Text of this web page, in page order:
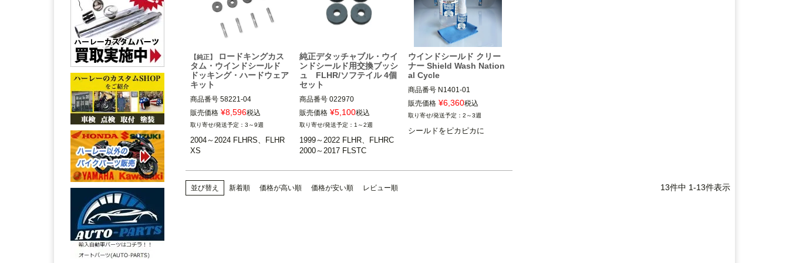
【純正】
ロードキングカス
タム・ウインドシールド
ドッキング・ハードウェア
キット
商品番号 58221-04
2004～2024 FLHRS、FLHRX
S
Harley Davidson（ハーレー ダ
販売価格 ¥8,596税込
3～9週
2004～2024 FLHRS、FLHR
XS
純正デタッチャブル・ウイ
ンドシールド用交換ブッシ
ュ FLHR/ソフテイル 4個
セット
商品番号 022970
1999～2022 FLHR、FLHRC
2000～2017 FLSTC
Drag Specialties（ドラッグス
販売価格 ¥5,100税込
1～2週
1999～2022 FLHR、FLHRC
2000～2017 FLSTC
ウインドシールド クリー
ナー Shield Wash Nation
al Cycle
商品番号 N1401-01
National Cycle（ナショナル サ
イクル）
販売価格 ¥6,360税込
2～3週
シールドをピカピカに
並び替え 新着順 価格が高い順 価格が安い順 レビュー順 13件中 1-13件表示